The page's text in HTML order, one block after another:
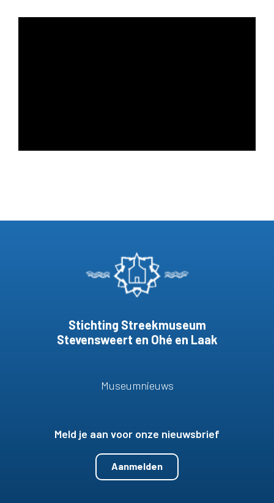
Stichting Streekmuseum
Stevensweert en Ohé en Laak
Museumnieuws
Meld je aan voor onze nieuwsbrief
Aanmelden